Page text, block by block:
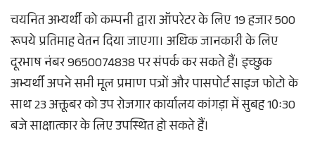
चयनित अभ्यर्थी को कम्पनी द्वारा ऑपरेटर के लिए 19 हजार 500
रूपये प्रतिमाह वेतन दिया जाएगा। अधिक जानकारी के लिए
दूरभाष नंबर 9650074838 पर संपर्क कर सकते हैं। इच्छुक
अभ्यर्थी अपने सभी मूल प्रमाण पत्रों और पासपोर्ट साइज फोटो के
साथ 23 अक्तूबर को उप रोजगार कार्यालय कांगड़ा में सुबह 10ः30
बजे साक्षात्कार के लिए उपस्थित हो सकते हैं।